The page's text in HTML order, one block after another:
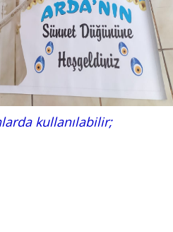
kullanılabilir;